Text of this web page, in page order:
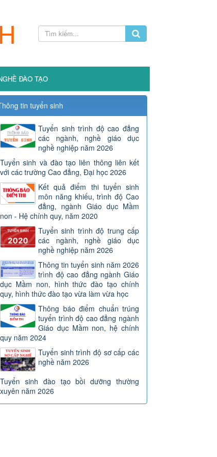
ĐÀO TẠO
tin tuyển sinh
Tuyển sinh trình độ cao đẳng
các ngành, nghề giáo dục
nghề nghiệp năm 2026
Tuyển sinh và đào tạo liên thông liên kết
với các trường Cao đẳng, Đại học 2026
Kết quả điểm thi tuyển sinh
môn năng khiếu, trình độ Cao
đẳng, ngành Giáo dục Mầm
non - Hệ chính quy, năm 2020
Tuyển sinh trình độ trung cấp
các ngành, nghề giáo dục
nghề nghiệp năm 2026
Thông tin tuyển sinh năm 2026
trình độ cao đẳng ngành Giáo
dục Mầm non, hình thức đào tạo chính
quy, hình thức đào tạo vừa làm vừa học
Thông báo điểm chuẩn trúng
tuyển trình độ cao đẳng ngành
Giáo dục Mầm non, hệ chính
quy năm 2024
Tuyển sinh trình độ sơ cấp các
nghề năm 2026
Tuyển sinh đào tạo bồi dưỡng thường
xuyên năm 2026